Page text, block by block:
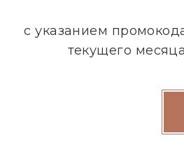
с указанием
текущего